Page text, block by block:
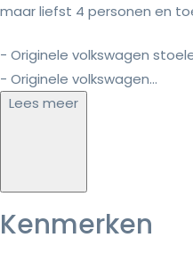
maar liefst 4 personen en
- Originele volkswagen
- Originele volkswagen...
Lees meer
Kenmerken